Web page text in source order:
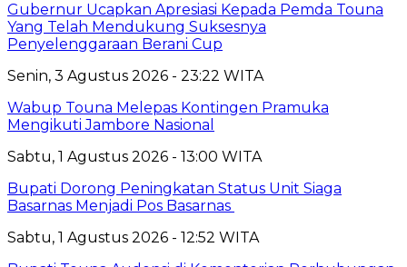
Gubernur Ucapkan Apresiasi Kepada Pemda Touna
Yang Telah Mendukung Suksesnya
Penyelenggaraan Berani Cup
Senin, 3 Agustus 2026 - 23:22 WITA
Wabup Touna Melepas Kontingen Pramuka
Mengikuti Jambore Nasional
Sabtu, 1 Agustus 2026 - 13:00 WITA
Bupati Dorong Peningkatan Status Unit Siaga
Basarnas Menjadi Pos Basarnas
Sabtu, 1 Agustus 2026 - 12:52 WITA